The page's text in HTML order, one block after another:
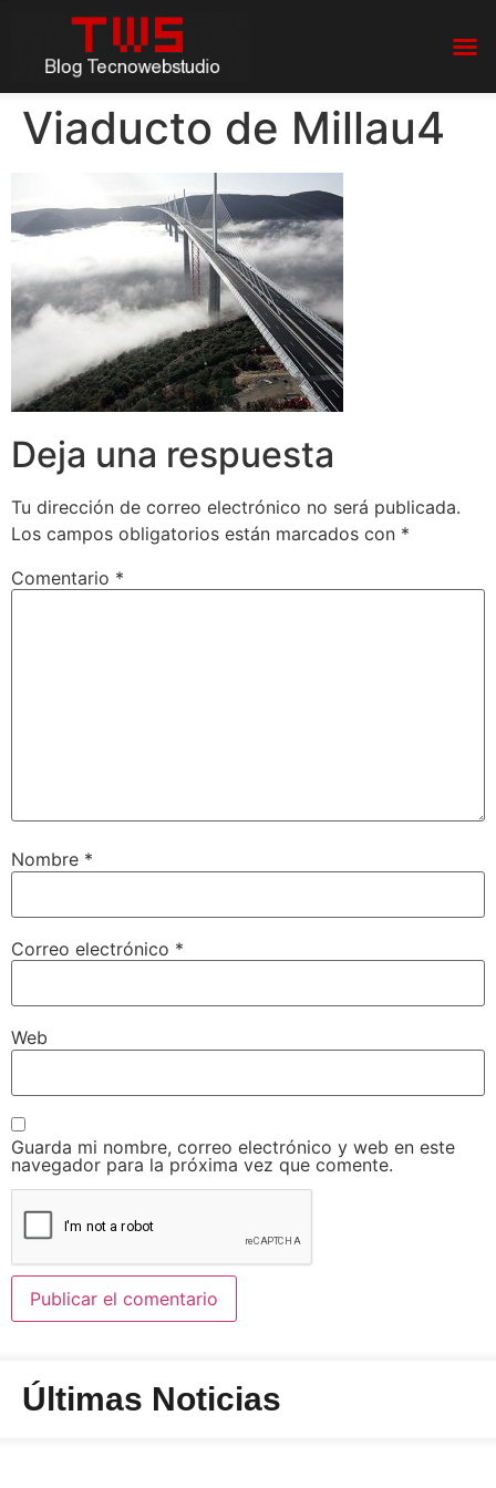
Viaducto de Millau4
Deja una respuesta
Tu dirección de correo electrónico no será publicada.
Los campos obligatorios están marcados con *
Comentario *
Nombre *
Correo electrónico *
Web
Guarda mi nombre, correo electrónico y web en este
navegador para la próxima vez que comente.
Últimas Noticias